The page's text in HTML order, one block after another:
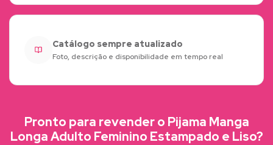
Catálogo sempre atualizado
Foto, descrição e disponibilidade em tempo real
Pronto para revender o Pijama Manga
Longa Adulto Feminino Estampado e Liso?